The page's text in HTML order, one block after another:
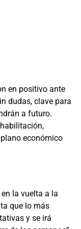
en positivo ante
dudas, clave para
a futuro.
económico
la vuelta a la
que lo más
y se irá